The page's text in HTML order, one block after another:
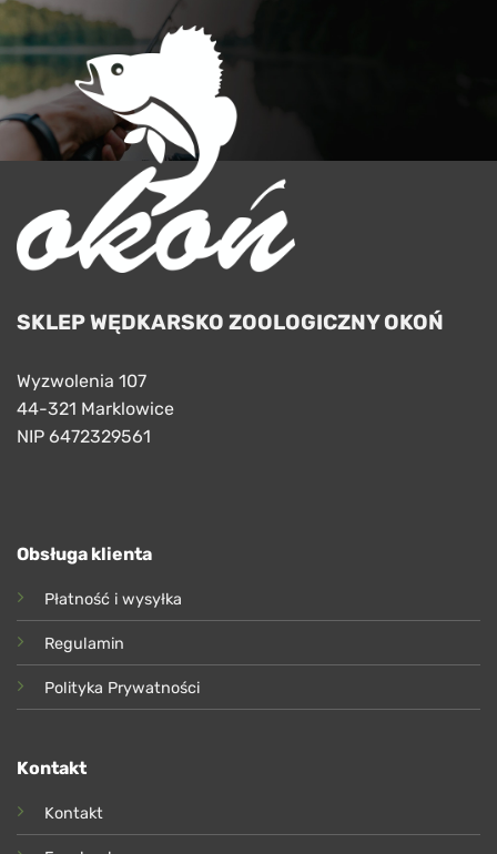
SKLEP WĘDKARSKO ZOOLOGICZNY OKOŃ
Wyzwolenia 107
44-321 Marklowice
NIP 6472329561
Obsługa klienta
Płatność i wysyłka
Regulamin
Polityka Prywatności
Kontakt
Kontakt